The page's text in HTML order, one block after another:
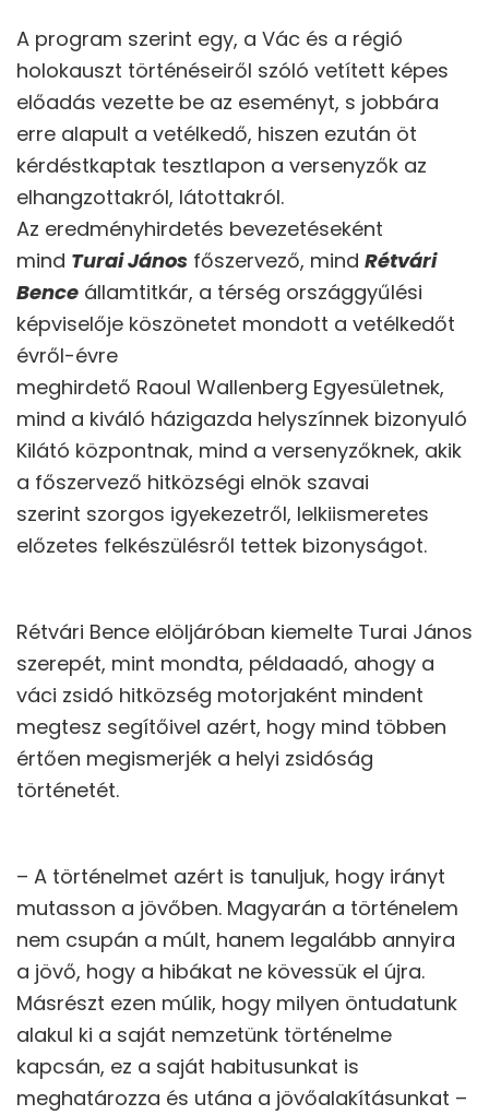
A program szerint egy, a Vác és a régió
holokauszt történéseiről szóló vetített képes
előadás vezette be az eseményt, s jobbára
erre alapult a vetélkedő, hiszen ezután öt
kérdéstkaptak tesztlapon a versenyzők az
elhangzottakról, látottakról.
Az eredményhirdetés bevezetéseként
mind Turai János főszervező, mind Rétvári
Bence államtitkár, a térség országgyűlési
képviselője köszönetet mondott a vetélkedőt
évről-évre
meghirdető Raoul Wallenberg Egyesületnek,
mind a kiváló házigazda helyszínnek bizonyuló
Kilátó központnak, mind a versenyzőknek, akik
a főszervező hitközségi elnök szavai
szerint szorgos igyekezetről, lelkiismeretes
előzetes felkészülésről tettek bizonyságot.
Rétvári Bence elöljáróban kiemelte Turai János
szerepét, mint mondta, példaadó, ahogy a
váci zsidó hitközség motorjaként mindent
megtesz segítőivel azért, hogy mind többen
értően megismerjék a helyi zsidóság
történetét.
– A történelmet azért is tanuljuk, hogy irányt
mutasson a jövőben. Magyarán a történelem
nem csupán a múlt, hanem legalább annyira
a jövő, hogy a hibákat ne kövessük el újra.
Másrészt ezen múlik, hogy milyen öntudatunk
alakul ki a saját nemzetünk történelme
kapcsán, ez a saját habitusunkat is
meghatározza és utána a jövőalakításunkat –